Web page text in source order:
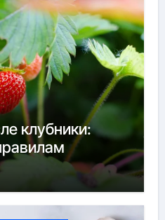
клубники: